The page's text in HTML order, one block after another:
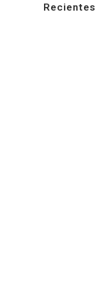
Recientes